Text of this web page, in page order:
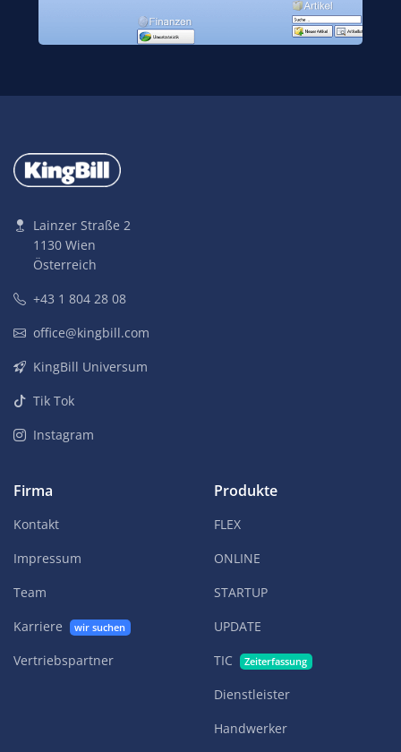
Lainzer Straße 2
1130 Wien
Österreich
+43 1 804 28 08
office@kingbill.com
KingBill Universum
Tik Tok
Instagram
Firma
Kontakt
Impressum
Team
Karriere
wir suchen
Vertriebspartner
Produkte
FLEX
ONLINE
STARTUP
UPDATE
TIC
Zeiterfassung
Dienstleister
Handwerker